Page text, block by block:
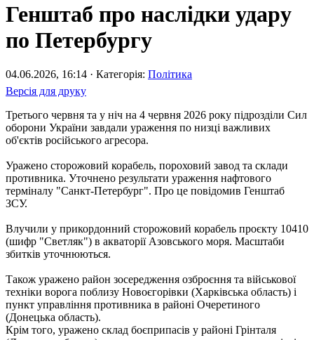
Генштаб про наслідки удару
по Петербургу
04.06.2026, 16:14 · Категорія: Політика
Версія для друку
Третього червня та у ніч на 4 червня 2026 року підрозділи Сил
оборони України завдали ураження по низці важливих
об'єктів російського агресора.
Уражено сторожовий корабель, пороховий завод та склади
противника. Уточнено результати ураження нафтового
терміналу "Санкт-Петербург". Про це повідомив Генштаб
ЗСУ.
Влучили у прикордонний сторожовий корабель проєкту 10410
(шифр "Светляк") в акваторії Азовського моря. Масштаби
збитків уточнюються.
Також уражено район зосередження озброєння та військової
техніки ворога поблизу Новоєгорівки (Харківська область) і
пункт управління противника в районі Очеретиного
(Донецька область).
Крім того, уражено склад боєприпасів у районі Грінталя